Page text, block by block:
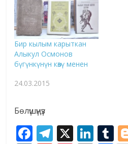
Бир кылым карыткан
Алыкул Осмонов
бүгүнкүнүн көзү менен
24.03.2015
Бөлүшүңүз
F T X Li T